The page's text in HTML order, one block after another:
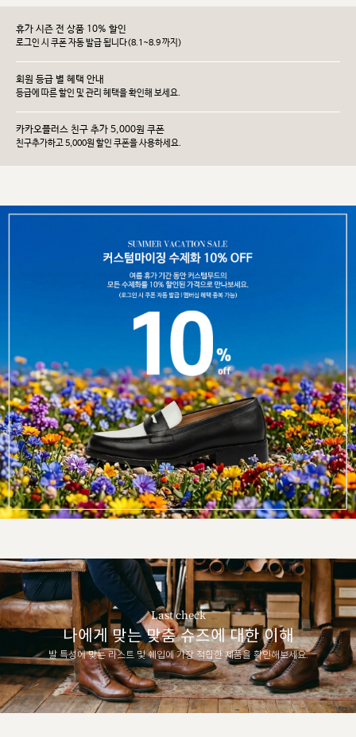
휴가 시즌 전 상품 10% 할인
로그인 시 쿠폰 자동 발급 됩니다(8.1~8.9 까지)
회원 등급 별 혜택 안내
등급에 따른 할인 및 관리 헤택을 확인해 보세요.
카카오플러스 친구 추가 5,000원 쿠폰
친구추가하고 5,000원 할인 쿠폰을 사용하세요.
Last check
나에게 맞는 맞춤 슈즈에 대한 이해
발 특성에 맞는 라스트 및 쉐입에 가장 적합한 제품을 확인해보세요.